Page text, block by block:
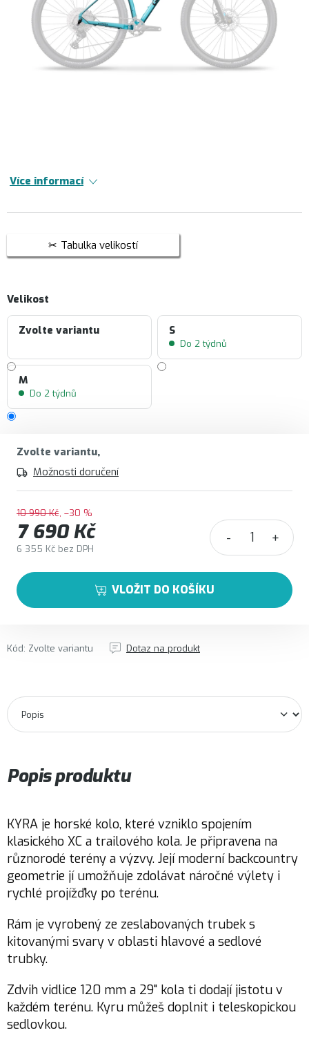
Více informací
Tabulka velikostí
Velikost
Zvolte variantu S
Do 2 týdnů
M
Do 2 týdnů
Zvolte variantu
Možnosti doručení
10 990 Kč –30 %
7 690 Kč
6 355 Kč bez DPH
VLOŽIT DO KOŠÍKU
Kód: Zvolte variantu Dotaz na produkt
Popis produktu
KYRA je horské kolo, které vzniklo spojením
klasického XC a trailového kola. Je připravena na
různorodé terény a výzvy. Její moderní backcountry
geometrie jí umožňuje zdolávat náročné výlety i
rychlé projížďky po terénu.
Rám je vyrobený ze zeslabovaných trubek s
kitovanými svary v oblasti hlavové a sedlové
trubky.
Zdvih vidlice 120 mm a 29" kola ti dodají jistotu v
každém terénu. Kyru můžeš doplnit i teleskopickou
sedlovkou.